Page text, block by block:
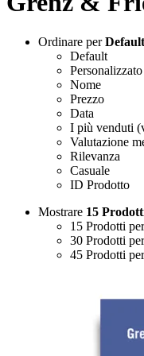
Ordinare perDefault
Default
Personalizzato
Nome
Prezzo
Data
I più venduti
Valutazione
Rilevanza
Casuale
ID Prodotto
Mostrare 15
15 Prodotti
30 Prodotti
45 Prodotti